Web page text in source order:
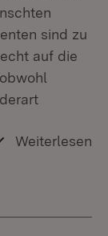
sind zu
auf die
Weiterlesen